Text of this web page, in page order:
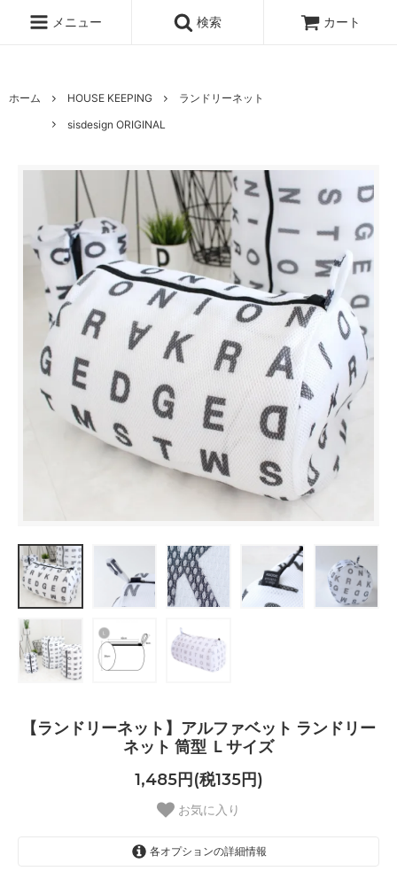
メニュー
検索 カート
ホーム HOUSE KEEPING
ランドリーネット
sisdesign ORIGINAL
【ランドリーネット】アルファベット ランドリー
ネット 筒型 Ｌサイズ
1,485円(税135円)
お気に入り
各オプションの詳細情報